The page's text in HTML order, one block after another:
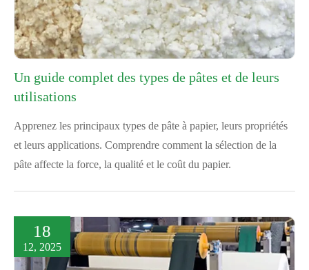
Un guide complet des types de pâtes et de leurs
utilisations
Apprenez les principaux types de pâte à papier, leurs propriétés
et leurs applications. Comprendre comment la sélection de la
pâte affecte la force, la qualité et le coût du papier.
18
12, 2025